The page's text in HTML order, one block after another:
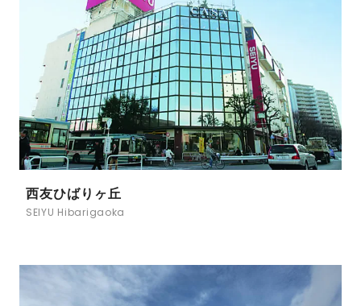
西友ひばりヶ丘
SEIYU Hibarigaoka